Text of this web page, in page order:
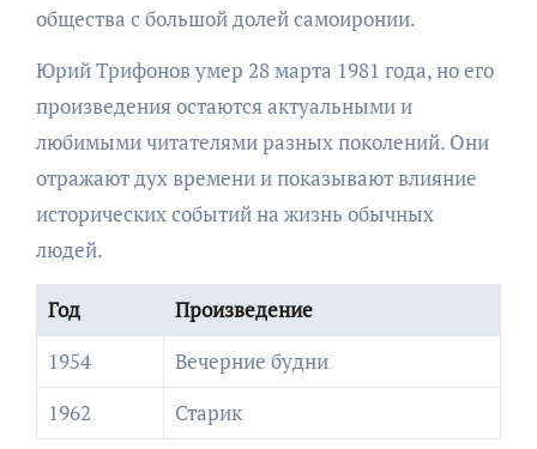
общества с большой долей самоиронии.
Юрий Трифонов умер 28 марта 1981 года, но его
произведения остаются актуальными и
любимыми читателями разных поколений. Они
отражают дух времени и показывают влияние
исторических событий на жизнь обычных
людей.
Год
Произведение
1954
Вечерние будни
1962
Старик